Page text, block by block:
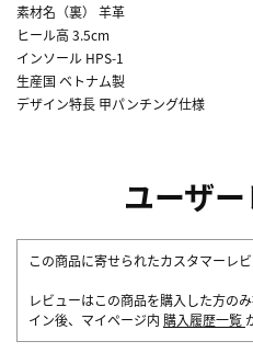
素材名（裏） 羊革
ヒール高 3.5cm
インソール HPS-1
生産国 ベトナム製
デザイン特長 甲パンチング仕様
ユーザ
この商品に寄せられたカスタマーレ
レビューはこの商品を購入した方の
イン後、マイページ内 購入履歴一覧